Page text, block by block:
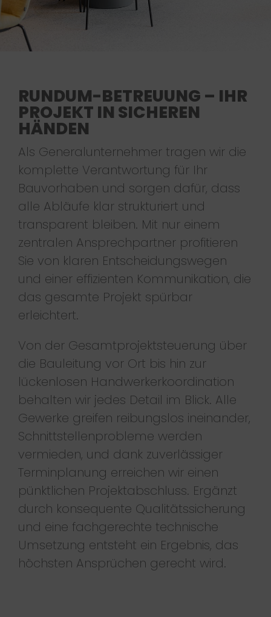
RUNDUM-BETREUUNG – IHR
PROJEKT IN SICHEREN
HÄNDEN
Als Generalunternehmer tragen wir die
komplette Verantwortung für Ihr
Bauvorhaben und sorgen dafür, dass
alle Abläufe klar strukturiert und
transparent bleiben. Mit nur einem
zentralen Ansprechpartner profitieren
Sie von klaren Entscheidungswegen
und einer effizienten Kommunikation, die
das gesamte Projekt spürbar
erleichtert.
Von der Gesamtprojektsteuerung über
die Bauleitung vor Ort bis hin zur
lückenlosen Handwerkerkoordination
behalten wir jedes Detail im Blick. Alle
Gewerke greifen reibungslos ineinander,
Schnittstellenprobleme werden
vermieden, und dank zuverlässiger
Terminplanung erreichen wir einen
pünktlichen Projektabschluss. Ergänzt
durch konsequente Qualitätssicherung
und eine fachgerechte technische
Umsetzung entsteht ein Ergebnis, das
höchsten Ansprüchen gerecht wird.